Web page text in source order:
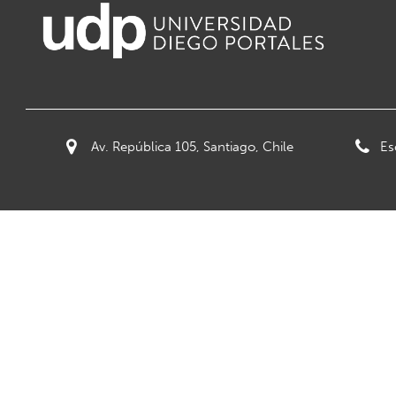
Av. República 105, Santiago, Chile